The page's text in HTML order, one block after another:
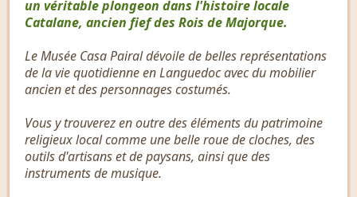
un véritable plongeon dans l'histoire locale
Catalane, ancien fief des Rois de Majorque.
Le Musée Casa Pairal dévoile de belles représentations
de la vie quotidienne en Languedoc avec du mobilier
ancien et des personnages costumés.
Vous y trouverez en outre des éléments du patrimoine
religieux local comme une belle roue de cloches, des
outils d'artisans et de paysans, ainsi que des
instruments de musique.